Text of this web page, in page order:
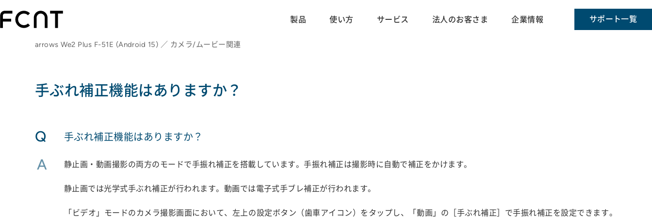
製品 使い方 サービス 法人のお客さま 企業情報 サポート一覧
arrows We2 Plus F-51E (Android 15) ／ カメラ/ムービー関連
手ぶれ補正機能はありますか？
Q 手ぶれ補正機能はありますか？
A 静止画・動画撮影の両方のモードで手振れ補正を搭載しています。手振れ補正は撮影時に自動で補正をかけます。
静止画では光学式手ぶれ補正が行われます。動画では電子式手ブレ補正が行われます。
「ビデオ」モードのカメラ撮影画面において、左上の設定ボタン（歯車アイコン）をタップし、「動画」の［手ぶれ補正］で手振れ補正を設定できます。